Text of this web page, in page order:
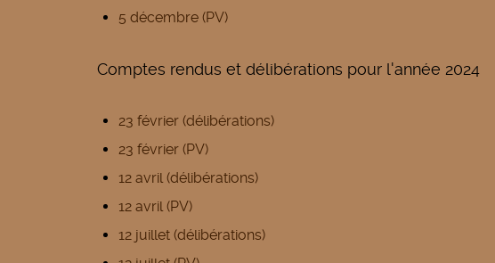
5 décembre (PV)
Comptes rendus et délibérations pour l'année 2024
23 février (délibérations)
23 février (PV)
12 avril (délibérations)
12 avril (PV)
12 juillet (délibérations)